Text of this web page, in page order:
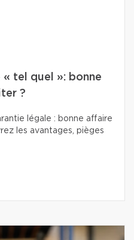
« tel quel »: bonne
?
légale : bonne affaire
les avantages, pièges